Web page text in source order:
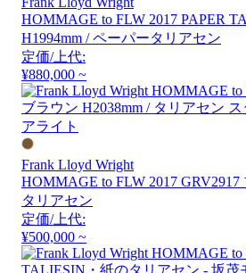
HOMMAGE to FLW 2017 PAPER
H1994mm / ペーパータリアセン
定価/上代:
¥880,000 ~
Frank Lloyd Wright
HOMMAGE to FLW 2017 GRV2917
タリアセン
定価/上代:
¥500,000 ~